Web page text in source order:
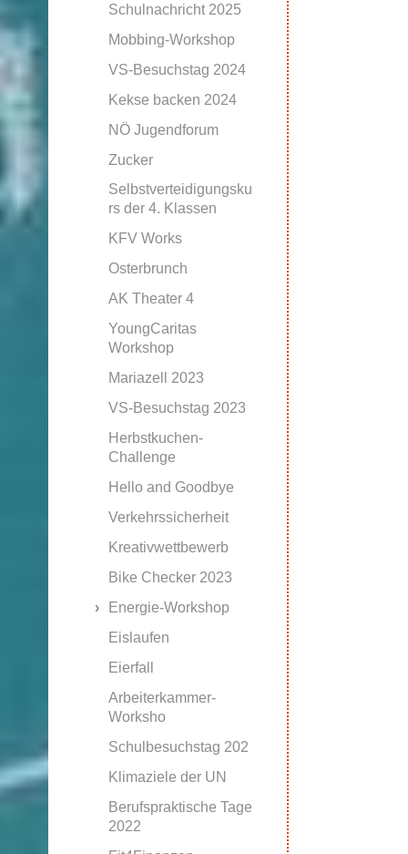
Schulnachricht 2025
Mobbing-Workshop
VS-Besuchstag 2024
Kekse backen 2024
NÖ Jugendforum
Zucker
Selbstverteidigungsku
rs der 4. Klassen
KFV Works
Osterbrunch
AK Theater 4
YoungCaritas
Workshop
Mariazell 2023
VS-Besuchstag 2023
Herbstkuchen-
Challenge
Hello and Goodbye
Verkehrssicherheit
Kreativwettbewerb
Bike Checker 2023
Energie-Workshop
Eislaufen
Eierfall
Arbeiterkammer-
Worksho
Schulbesuchstag 202
Klimaziele der UN
Berufspraktische Tage
2022